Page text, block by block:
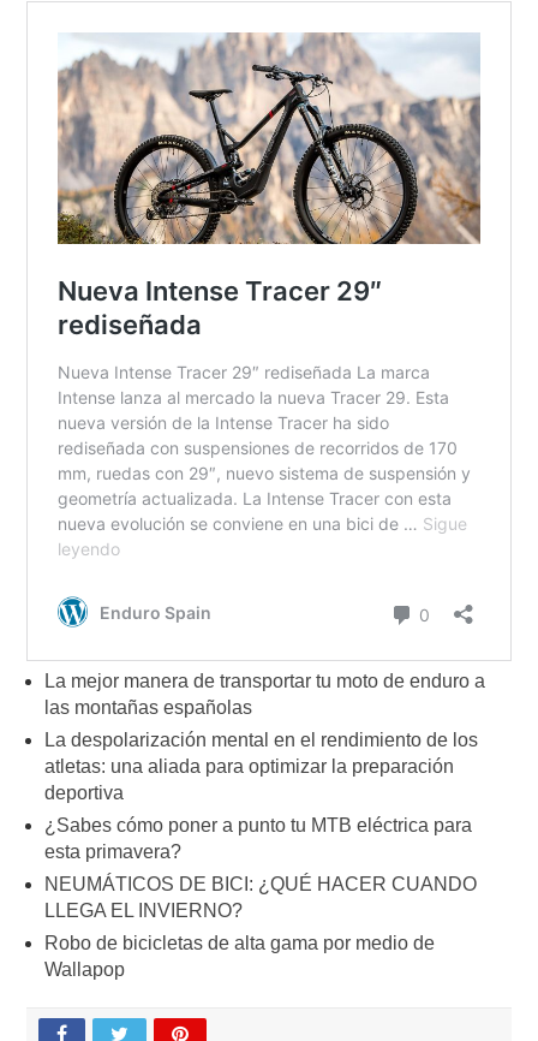
La mejor manera de transportar tu moto de enduro a
las montañas españolas
La despolarización mental en el rendimiento de los
atletas: una aliada para optimizar la preparación
deportiva
¿Sabes cómo poner a punto tu MTB eléctrica para
esta primavera?
NEUMÁTICOS DE BICI: ¿QUÉ HACER CUANDO
LLEGA EL INVIERNO?
Robo de bicicletas de alta gama por medio de
Wallapop